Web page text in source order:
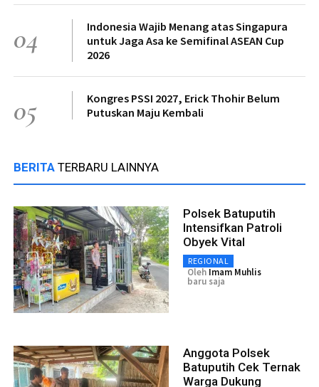
04
Indonesia Wajib Menang atas Singapura
untuk Jaga Asa ke Semifinal ASEAN Cup
2026
05
Kongres PSSI 2027, Erick Thohir Belum
Putuskan Maju Kembali
BERITA TERBARU LAINNYA
Polsek Batuputih
Intensifkan Patroli
Obyek Vital
REGIONAL
Oleh Imam Muhlis
baru saja
Anggota Polsek
Batuputih Cek Ternak
Warga Dukung